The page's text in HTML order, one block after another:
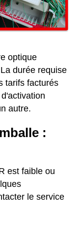
optique
durée requise
tarifs facturés
autre.
:
est faible ou
le service